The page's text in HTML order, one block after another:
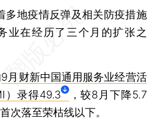
多地疫情反弹及相关防疫措施
业在经历了三个月的扩张之
9月财新中国通用服务业经营活
）录得49.3
，较8月下降5.7
次落至荣枯线以下。